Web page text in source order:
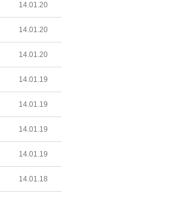
14.01.20
14.01.20
14.01.20
14.01.19
14.01.19
14.01.19
14.01.19
14.01.18